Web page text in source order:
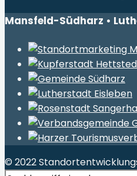
Mansfeld-Südharz •
© 2022